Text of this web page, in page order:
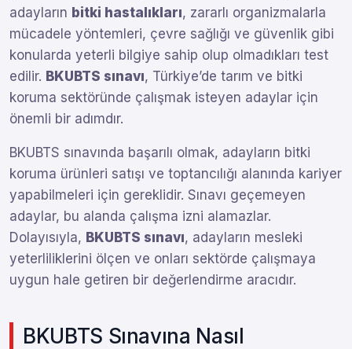
adayların bitki hastalıkları, zararlı organizmalarla
mücadele yöntemleri, çevre sağlığı ve güvenlik gibi
konularda yeterli bilgiye sahip olup olmadıkları test
edilir. BKUBTS sınavı, Türkiye’de tarım ve bitki
koruma sektöründe çalışmak isteyen adaylar için
önemli bir adımdır.
BKUBTS sınavında başarılı olmak, adayların bitki
koruma ürünleri satışı ve toptancılığı alanında kariyer
yapabilmeleri için gereklidir. Sınavı geçemeyen
adaylar, bu alanda çalışma izni alamazlar.
Dolayısıyla, BKUBTS sınavı, adayların mesleki
yeterliliklerini ölçen ve onları sektörde çalışmaya
uygun hale getiren bir değerlendirme aracıdır.
BKUBTS Sınavına Nasıl